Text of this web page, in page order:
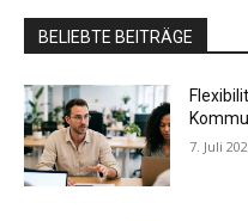
BELIEBTE BEITRÄGE
7. Juli